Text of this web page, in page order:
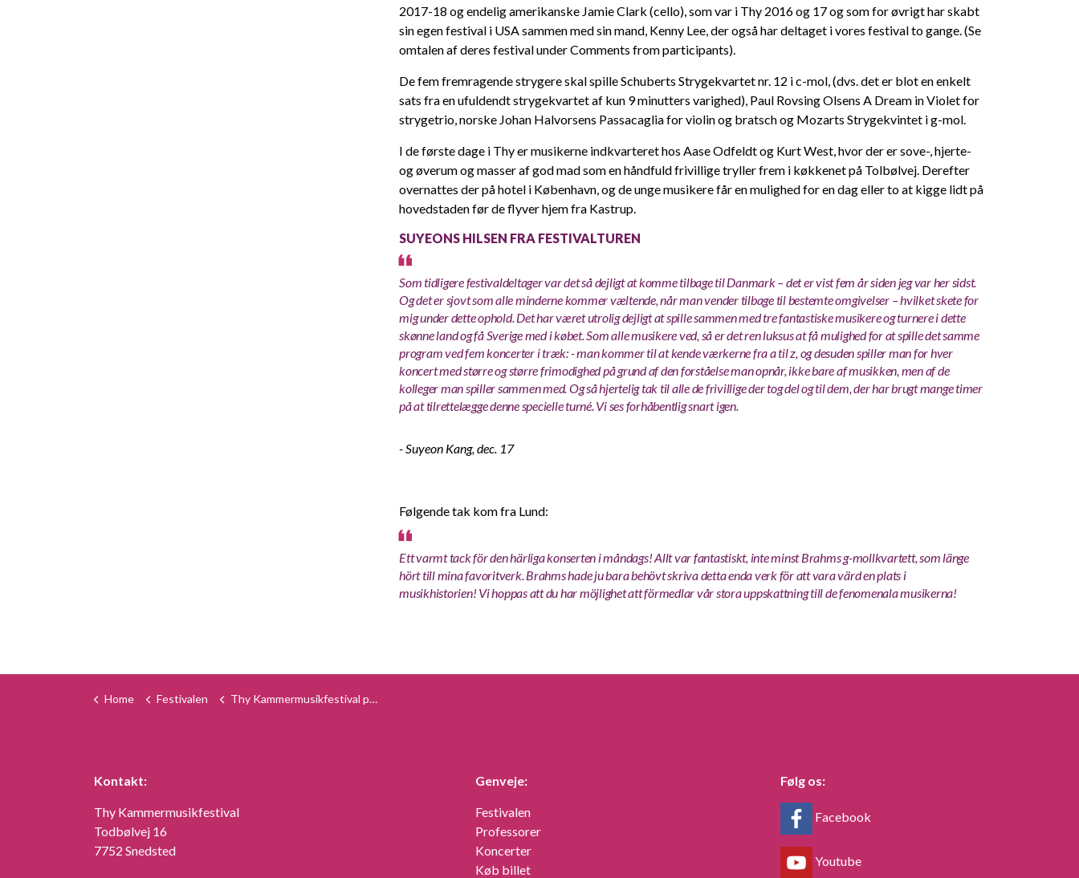
2017-18 og endelig amerikanske Jamie Clark (cello), som var i Thy 2016 og 17 og som for øvrigt har skabt
sin egen festival i USA sammen med sin mand, Kenny Lee, der også har deltaget i vores festival to gange. (Se
omtalen af deres festival under Comments from participants).
De fem fremragende strygere skal spille Schuberts Strygekvartet nr. 12 i c-mol, (dvs. det er blot en enkelt
sats fra en ufuldendt strygekvartet af kun 9 minutters varighed), Paul Rovsing Olsens A Dream in Violet for
strygetrio, norske Johan Halvorsens Passacaglia for violin og bratsch og Mozarts Strygekvintet i g-mol.
I de første dage i Thy er musikerne indkvarteret hos Aase Odfeldt og Kurt West, hvor der er sove-, hjerte-
og øverum og masser af god mad som en håndfuld frivillige tryller frem i køkkenet på Tolbølvej. Derefter
overnattes der på hotel i København, og de unge musikere får en mulighed for en dag eller to at kigge lidt på
hovedstaden før de flyver hjem fra Kastrup.
SUYEONS HILSEN FRA FESTIVALTUREN
Som tidligere festivaldeltager var det så dejligt at komme tilbage til Danmark – det er vist fem år siden jeg var her sidst.
Og det er sjovt som alle minderne kommer væltende, når man vender tilbage til bestemte omgivelser – hvilket skete for
mig under dette ophold. Det har været utrolig dejligt at spille sammen med tre fantastiske musikere og turnere i dette
skønne land og få Sverige med i købet. Som alle musikere ved, så er det ren luksus at få mulighed for at spille det samme
program ved fem koncerter i træk: - man kommer til at kende værkerne fra a til z, og desuden spiller man for hver
koncert med større og større frimodighed på grund af den forståelse man opnår, ikke bare af musikken, men af de
kolleger man spiller sammen med. Og så hjertelig tak til alle de frivillige der tog del og til dem, der har brugt mange timer
på at tilrettelægge denne specielle turné. Vi ses forhåbentlig snart igen.
- Suyeon Kang, dec. 17
Følgende tak kom fra Lund:
Ett varmt tack för den härliga konserten i måndags! Allt var fantastiskt, inte minst Brahms g-mollkvartett, som länge
hört till mina favoritverk. Brahms hade ju bara behövt skriva detta enda verk för att vara värd en plats i
musikhistorien! Vi hoppas att du har möjlighet att förmedlar vår stora uppskattning till de fenomenala musikerna!
Home Festivalen Thy Kammermusikfestival på farten
Kontakt:
Thy Kammermusikfestival
Todbølvej 16
7752 Snedsted
Genveje:
Festivalen
Professorer
Koncerter
Køb billet
Følg os:
Facebook
Youtube